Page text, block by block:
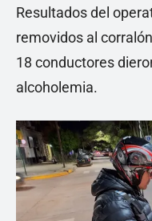
Resultados del
removidos al
18 conductores
alcoholemia.